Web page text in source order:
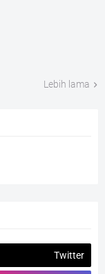
Lebih lama
Twitter